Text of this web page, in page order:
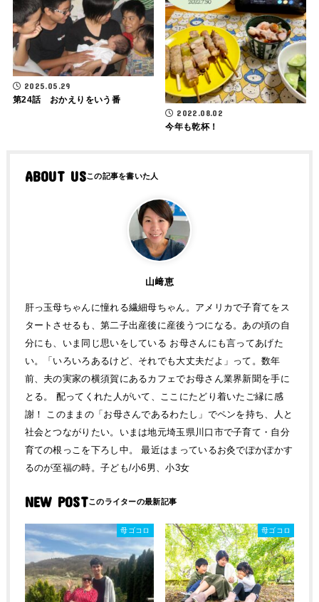
2025.05.29
第24話 おかえりをいう番
2022.08.02
今年も乾杯！
ABOUT US
山﨑恵
肝っ玉母ちゃんに憧れる繊細母ちゃん。アメリカで子育てをス
タートさせるも、第二子出産後に産後うつになる。あの頃の自
分にも、いま同じ思いをしている お母さんにも言ってあげた
い。「いろいろあるけど、それでも大丈夫だよ」って。数年
前、夫の実家の横須賀にあるカフェでお母さん業界新聞を手に
とる。 配ってくれた人がいて、ここにたどり着いたご縁に感
謝！ このままの「お母さんであるわたし」でペンを持ち、人と
社会とつながりたい。いまは地元埼玉県川口市で子育て・自分
育ての根っこを下ろし中。 最近はまっているお灸でぽかぽかす
るのが至福の時。子ども/小6男、小3女
NEW POST
母ゴコロ 母ゴコロ